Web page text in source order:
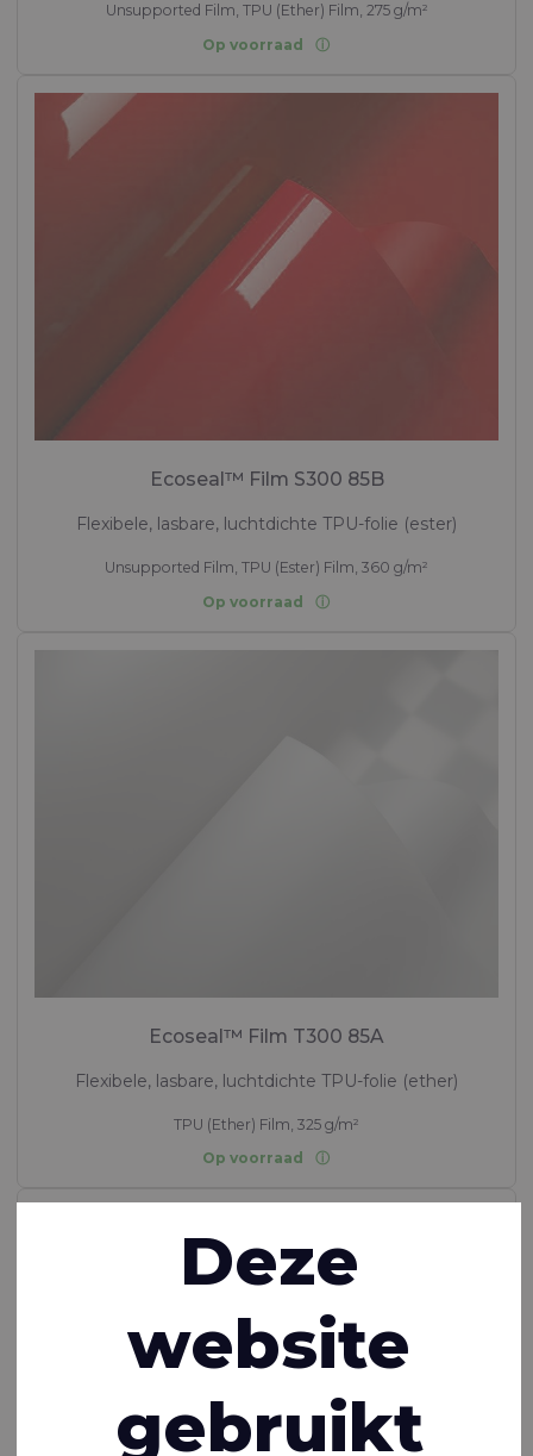
Unsupported Film, TPU (Ether) Film, 275 g/m²
Op voorraad
Ecoseal™ Film S300 85B
Flexibele, lasbare, luchtdichte TPU-folie (ester)
Unsupported Film, TPU (Ester) Film, 360 g/m²
Op voorraad
Ecoseal™ Film T300 85A
Flexibele, lasbare, luchtdichte TPU-folie (ether)
TPU (Ether) Film, 325 g/m²
Op voorraad
Deze
website
gebruikt